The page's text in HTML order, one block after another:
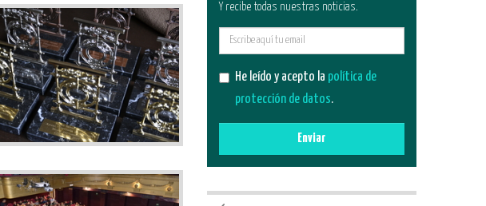
Y recibe todas nuestras noticias.
He leído y acepto la política de
protección de datos.
Enviar